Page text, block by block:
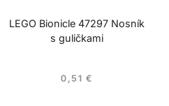
LEGO Bionicle 47297 Nosník
s guličkami
0,51 €